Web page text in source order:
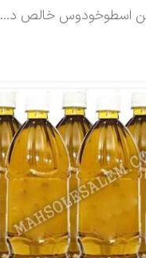
اسطوخودوس خالص د...